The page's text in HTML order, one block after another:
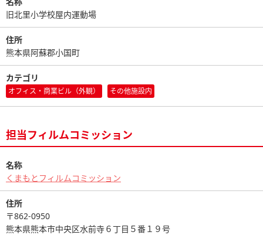
旧北里小学校屋内運動場
住所
熊本県阿蘇郡小国町
カテゴリ
オフィス・商業ビル（外観） その他施設内
担当フィルムコミッション
名称
くまもとフィルムコミッション
住所
〒862-0950
熊本県熊本市中央区水前寺６丁目５番１９号